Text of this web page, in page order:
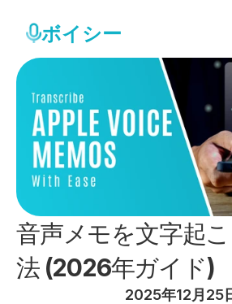
ボイシー
音声メモを文字起
法 (2026年ガイド)
2025年12月25